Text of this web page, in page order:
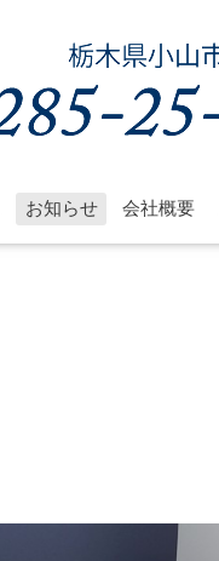
お知らせ 会社概要